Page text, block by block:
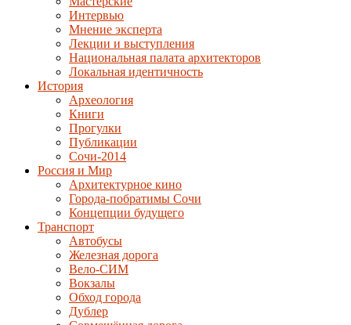
Интервью
Мнение эксперта
Лекции и выступления
Национальная палата архитекторов
Локальная идентичность
История
Археология
Книги
Прогулки
Публикации
Сочи-2014
Россия и Мир
Архитектурное кино
Города-побратимы Сочи
Концепции будущего
Транспорт
Автобусы
Железная дорога
Вело-СИМ
Вокзалы
Обход города
Дублер